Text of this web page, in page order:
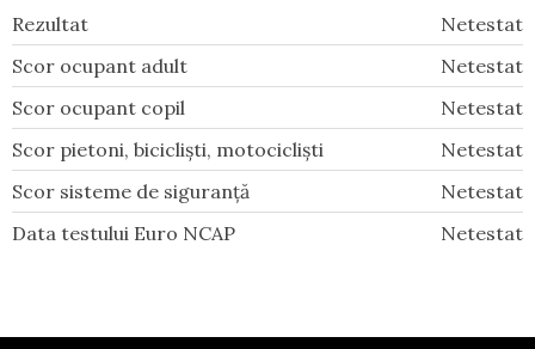
Rezultat
Netestat
Scor ocupant adult
Netestat
Scor ocupant copil
Netestat
Scor pietoni, bicicliști, motocicliști
Netestat
Scor sisteme de siguranță
Netestat
Data testului Euro NCAP
Netestat